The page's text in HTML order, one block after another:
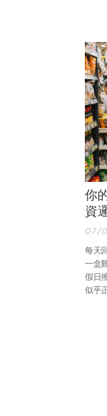
你
資
07/
每天
一盒
假日
似乎